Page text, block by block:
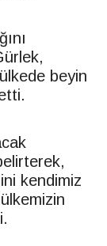
beyin
kendimiz